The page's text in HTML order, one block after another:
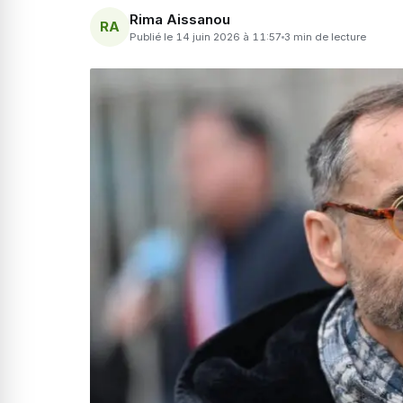
RA Rima Aissanou
Publié le 14 juin 2026 à 11:57 3 min de lecture